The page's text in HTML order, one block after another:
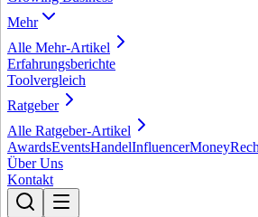
Mehr
Alle Mehr-Artikel
Erfahrungsberichte
Toolvergleich
Ratgeber
Alle Ratgeber-Artikel
AwardsEventsHandelInfluencerMoney
Über Uns
Kontakt